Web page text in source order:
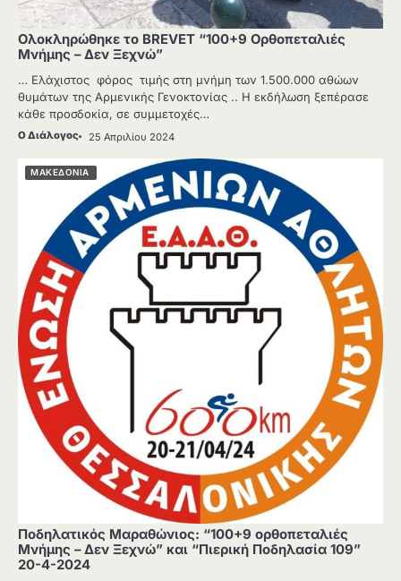
Ολοκληρώθηκε το BREVET “100+9 Ορθοπεταλιές
Μνήμης – Δεν Ξεχνώ”
… Eλάχιστος φόρος τιμής στη μνήμη των 1.500.000 αθώων
θυμάτων της Αρμενικής Γενοκτονίας .. Η εκδήλωση ξεπέρασε
κάθε προσδοκία, σε συμμετοχές…
Ο Διάλογος 25 Απριλίου 2024
ΜΑΚΕΔΟΝΙΑ
Ποδηλατικός Μαραθώνιος: “100+9 ορθοπεταλιές
Μνήμης – Δεν Ξεχνώ” και “Πιερική Ποδηλασία 109”
20-4-2024